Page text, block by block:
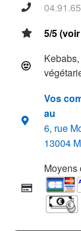
5/5
Vos
au
6, rue
13004
Moyens